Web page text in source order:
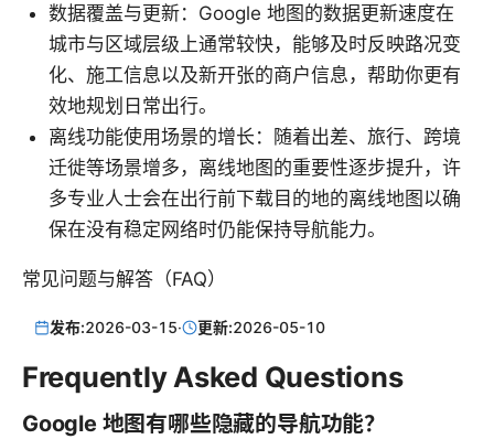
数据覆盖与更新：Google 地图的数据更新速度在
城市与区域层级上通常较快，能够及时反映路况变
化、施工信息以及新开张的商户信息，帮助你更有
效地规划日常出行。
离线功能使用场景的增长：随着出差、旅行、跨境
迁徙等场景增多，离线地图的重要性逐步提升，许
多专业人士会在出行前下载目的地的离线地图以确
保在没有稳定网络时仍能保持导航能力。
常见问题与解答（FAQ）
发布:2026-03-15· 更新:2026-05-10
Frequently Asked Questions
Google 地图有哪些隐藏的导航功能？